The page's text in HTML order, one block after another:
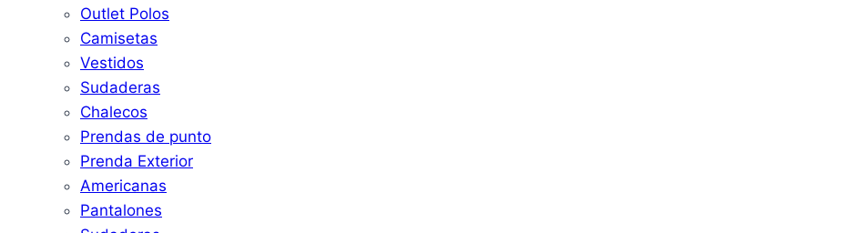
Outlet Polos
Camisetas
Vestidos
Sudaderas
Chalecos
Prendas de punto
Prenda Exterior
Americanas
Pantalones